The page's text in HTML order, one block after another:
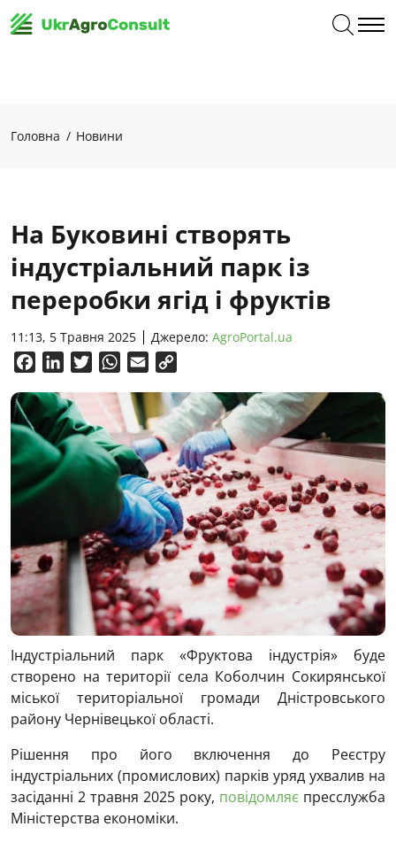
Головна Новини
На Буковині створять
індустріальний парк із
переробки ягід і фруктів
11:13, 5 Травня 2025 Джерело: AgroPortal.ua
FacebookLinkedInTwitterWhatsApp
Email
Індустріальний парк «Фруктова індустрія» буде
створено на території села Коболчин Сокирянської
міської територіальної громади Дністровського
району Чернівецької області.
Рішення про його включення до Реєстру
індустріальних (промислових) парків уряд ухвалив на
засіданні 2 травня 2025 року, повідомляє пресслужба
Міністерства економіки.